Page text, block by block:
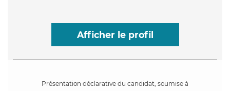
Afficher le profil
Présentation déclarative du candidat, soumise à